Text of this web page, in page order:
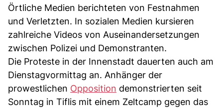
Örtliche Medien berichteten von Festnahmen
und Verletzten. In sozialen Medien kursieren
zahlreiche Videos von Auseinandersetzungen
zwischen Polizei und Demonstranten.
Die Proteste in der Innenstadt dauerten auch am
Dienstagvormittag an. Anhänger der
prowestlichen Opposition demonstrierten seit
Sonntag in Tiflis mit einem Zeltcamp gegen das